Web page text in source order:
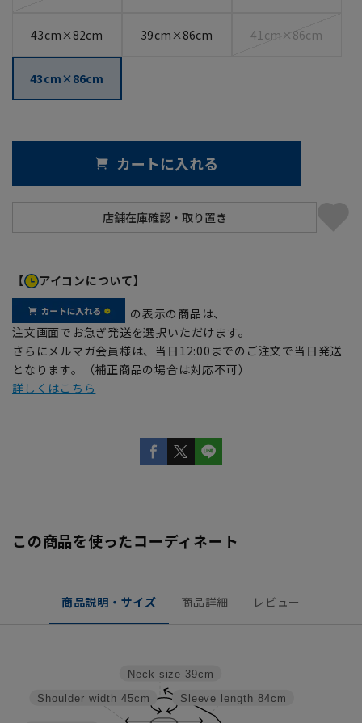
43cm×82cm 39cm×86cm 41cm×86cm
43cm×86cm
カートに入れる
【 アイコンについて】
の表示の商品は、
注文画面でお急ぎ発送を選択いただけます。
さらにメルマガ会員様は、当日12:00までのご注文で当日発送
となります。（補正商品の場合は対応不可）
詳しくはこちら
この商品を使ったコーディネート
商品説明・サイズ 商品詳細 レビュー
Sleeve length 84cm
Neck size 39cm
Shoulder width 45cm